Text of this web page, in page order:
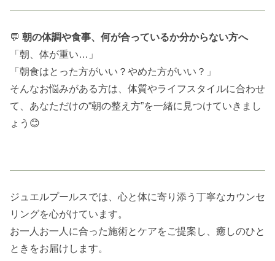
💬 朝の体調や食事、何が合っているか分からない方へ
「朝、体が重い…」
「朝食はとった方がいい？やめた方がいい？」
そんなお悩みがある方は、体質やライフスタイルに合わせ
て、あなただけの“朝の整え方”を一緒に見つけていきまし
ょう😊
ジュエルプールスでは、心と体に寄り添う丁寧なカウンセ
リングを心がけています。
お一人お一人に合った施術とケアをご提案し、癒しのひと
ときをお届けします。